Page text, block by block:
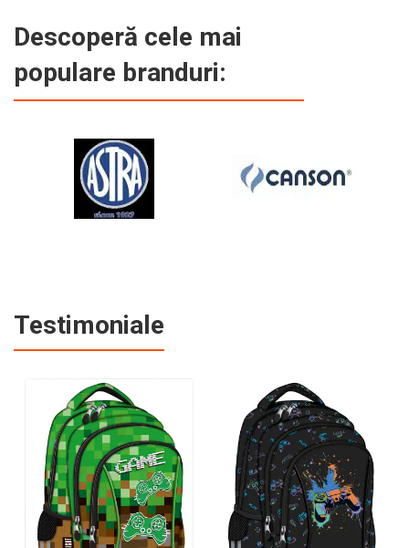
Descoperă cele mai
populare branduri:
Testimoniale